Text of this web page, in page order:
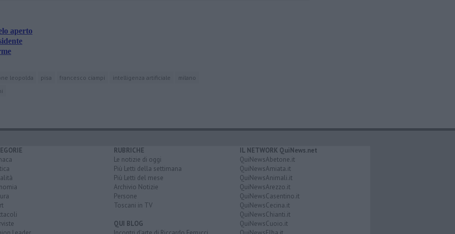
aperto
leopolda pisa francesco ciampi intelligenza artificiale
milano
RUBRICHE
Le notizie di oggi
Più Letti della settimana
Più Letti del mese
Archivio Notizie
Persone
Toscani in TV
QUI BLOG
IL NETWORK QuiNews.net
QuiNewsAbetone.it
QuiNewsAmiata.it
QuiNewsAnimali.it
QuiNewsArezzo.it
QuiNewsCasentino.it
QuiNewsCecina.it
QuiNewsChianti.it
QuiNewsCuoio.it